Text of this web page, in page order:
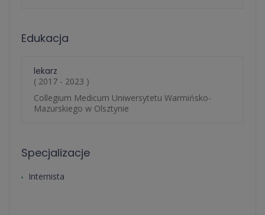
Edukacja
lekarz
( 2017 - 2023 )
Collegium Medicum Uniwersytetu Warmińsko-
Mazurskiego w Olsztynie
Specjalizacje
Internista